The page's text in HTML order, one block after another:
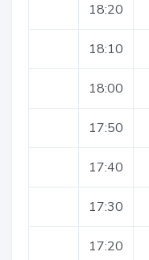
18:20
18:10
18:00
17:50
17:40
17:30
17:20